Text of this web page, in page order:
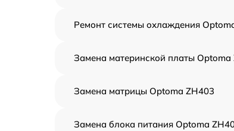
Ремонт системы охлаждения
Замена материнской платы Optoma
Замена матрицы Optoma ZH403
Замена блока питания Optoma